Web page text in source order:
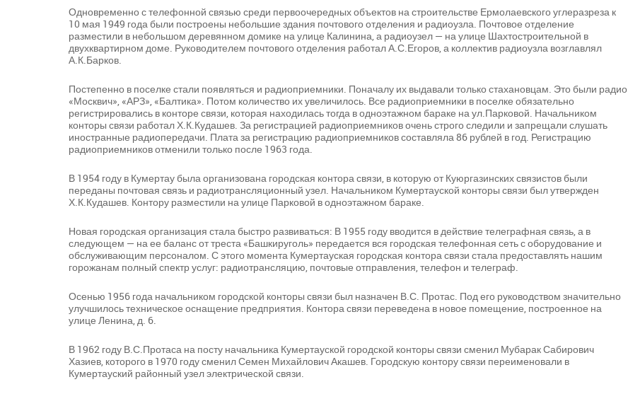
Одновременно с телефонной связью среди первоочередных объектов на строительстве Ермолаевского углеразреза к
10 мая 1949 года были построены небольшие здания почтового отделения и радиоузла. Почтовое отделение
разместили в небольшом деревянном домике на улице Калинина, а радиоузел — на улице Шахтостроительной в
двухквартирном доме. Руководителем почтового отделения работал А.С.Егоров, а коллектив радиоузла возглавлял
А.К.Барков.
Постепенно в поселке стали появляться и радиоприемники. Поначалу их выдавали только стахановцам. Это были радио
«Москвич», «АРЗ», «Балтика». Потом количество их увеличилось. Все радиоприемники в поселке обязательно
регистрировались в конторе связи, которая находилась тогда в одноэтажном бараке на ул.Парковой. Начальником
конторы связи работал Х.К.Кудашев. За регистрацией радиоприемников очень строго следили и запрещали слушать
иностранные радиопередачи. Плата за регистрацию радиоприемников составляла 86 рублей в год. Регистрацию
радиоприемников отменили только после 1963 года.
В 1954 году в Кумертау была организована городская контора связи, в которую от Куюргазинских связистов были
переданы почтовая связь и радиотрансляционный узел. Начальником Кумертауской конторы связи был утвержден
Х.К.Кудашев. Контору разместили на улице Парковой в одноэтажном бараке.
Новая городская организация стала быстро развиваться: В 1955 году вводится в действие телеграфная связь, а в
следующем — на ее баланс от треста «Башкируголь» передается вся городская телефонная сеть с оборудование и
обслуживающим персоналом. С этого момента Кумертауская городская контора связи стала предоставлять нашим
горожанам полный спектр услуг: радиотрансляцию, почтовые отправления, телефон и телеграф.
Осенью 1956 года начальником городской конторы связи был назначен В.С. Протас. Под его руководством значительно
улучшилось техническое оснащение предприятия. Контора связи переведена в новое помещение, построенное на
улице Ленина, д. 6.
В 1962 году В.С.Протаса на посту начальника Кумертауской городской конторы связи сменил Мубарак Сабирович
Хазиев, которого в 1970 году сменил Семен Михайлович Акашев. Городскую контору связи переименовали в
Кумертауский районный узел электрической связи.